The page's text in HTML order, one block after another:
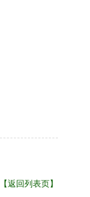
【返回列表页】